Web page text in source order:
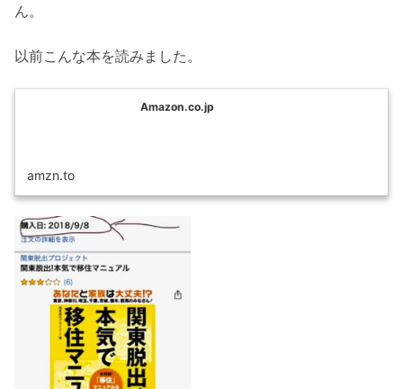
ん。
以前こんな本を読みました。
Amazon.co.jp
amzn.to